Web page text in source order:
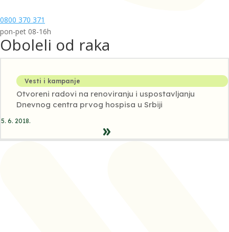
0800 370 371
pon-pet 08-16h
Oboleli od raka
Vesti i kampanje
Otvoreni radovi na renoviranju i uspostavljanju
Dnevnog centra prvog hospisa u Srbiji
5. 6. 2018.